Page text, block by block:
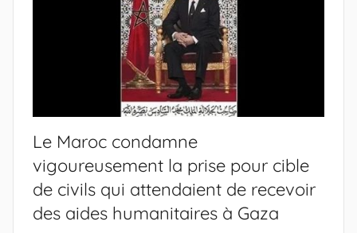
Le Maroc condamne
vigoureusement la prise pour cible
de civils qui attendaient de recevoir
des aides humanitaires à Gaza